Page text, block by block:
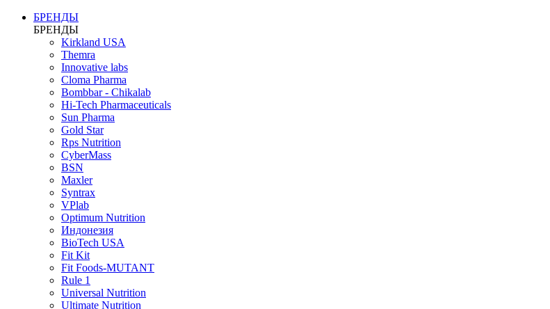
БРЕНДЫ
БРЕНДЫ
Kirkland USA
Themra
Innovative labs
Cloma Pharma
Bombbar - Chikalab
Hi-Tech Pharmaceuticals
Sun Pharma
Gold Star
Rps Nutrition
CyberMass
BSN
Maxler
Syntrax
VPlab
Optimum Nutrition
Индонезия
BioTech USA
Fit Kit
Fit Foods-MUTANT
Rule 1
Universal Nutrition
Ultimate Nutrition